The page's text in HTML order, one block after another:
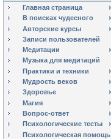
Главная страница
В поисках чудесного
Авторские курсы
Записи пользователей
Медитации
Музыка для медитаций
Практики и техники
Мудрость веков
Здоровье
Магия
Вопрос-ответ
Психологические тесты
Психологическая помощь